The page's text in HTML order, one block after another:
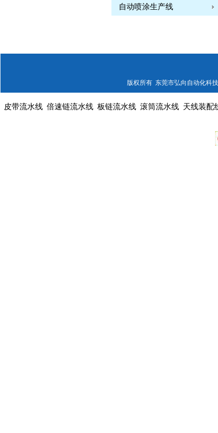
自动喷涂生产线
版权所有 东莞市弘向自动化科
皮带流水线 倍速链流水线 板链流水线 滚筒流水线 天线装配